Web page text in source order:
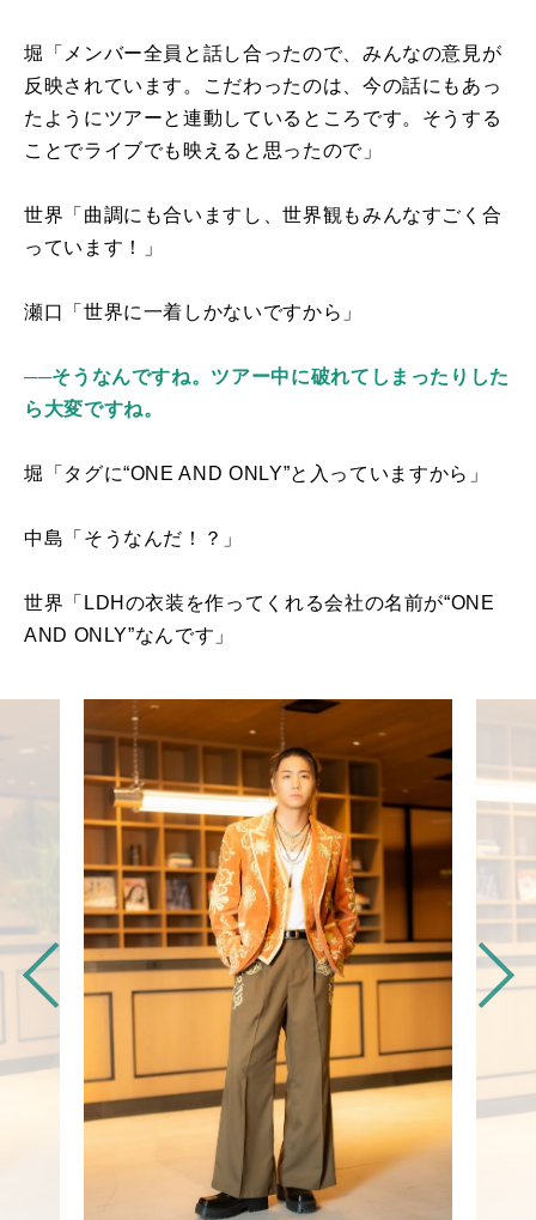
堀「メンバー全員と話し合ったので、みんなの意見が
反映されています。こだわったのは、今の話にもあっ
たようにツアーと連動しているところです。そうする
ことでライブでも映えると思ったので」
世界「曲調にも合いますし、世界観もみんなすごく合
っています！」
瀬口「世界に一着しかないですから」
──そうなんですね。ツアー中に破れてしまったりした
ら大変ですね。
堀「タグに“ONE AND ONLY”と入っていますから」
中島「そうなんだ！？」
世界「 LDH の衣装を作ってくれる会社の名前が“ONE
AND ONLY”なんです」